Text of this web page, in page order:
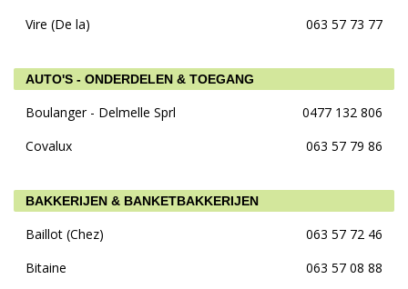
Vire (De la)
063 57 73 77
AUTO'S - ONDERDELEN & TOEGANG
Boulanger - Delmelle Sprl
0477 132 806
Covalux
063 57 79 86
BAKKERIJEN & BANKETBAKKERIJEN
Baillot (Chez)
063 57 72 46
Bitaine
063 57 08 88